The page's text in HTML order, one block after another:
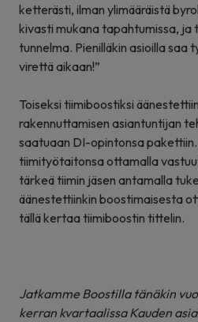
ketterästi, ilman ylimääräistä
kivasti mukana tapahtumissa, ja
tunnelma. Pienilläkin asioilla saa
virettä aikaan!”
Toiseksi tiimiboostiksi
rakennuttamisen asiantuntijan
saatuaan DI-opintonsa
tiimityötaitonsa ottamalla
tärkeä tiimin jäsen antamalla
äänestettiinkin boostimaisesta
tällä kertaa tiimiboostin tittelin.
Jatkamme Boostilla tänäkin
kerran kvartaalissa Kauden